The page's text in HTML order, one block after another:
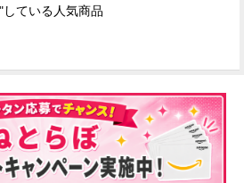
している人気商品